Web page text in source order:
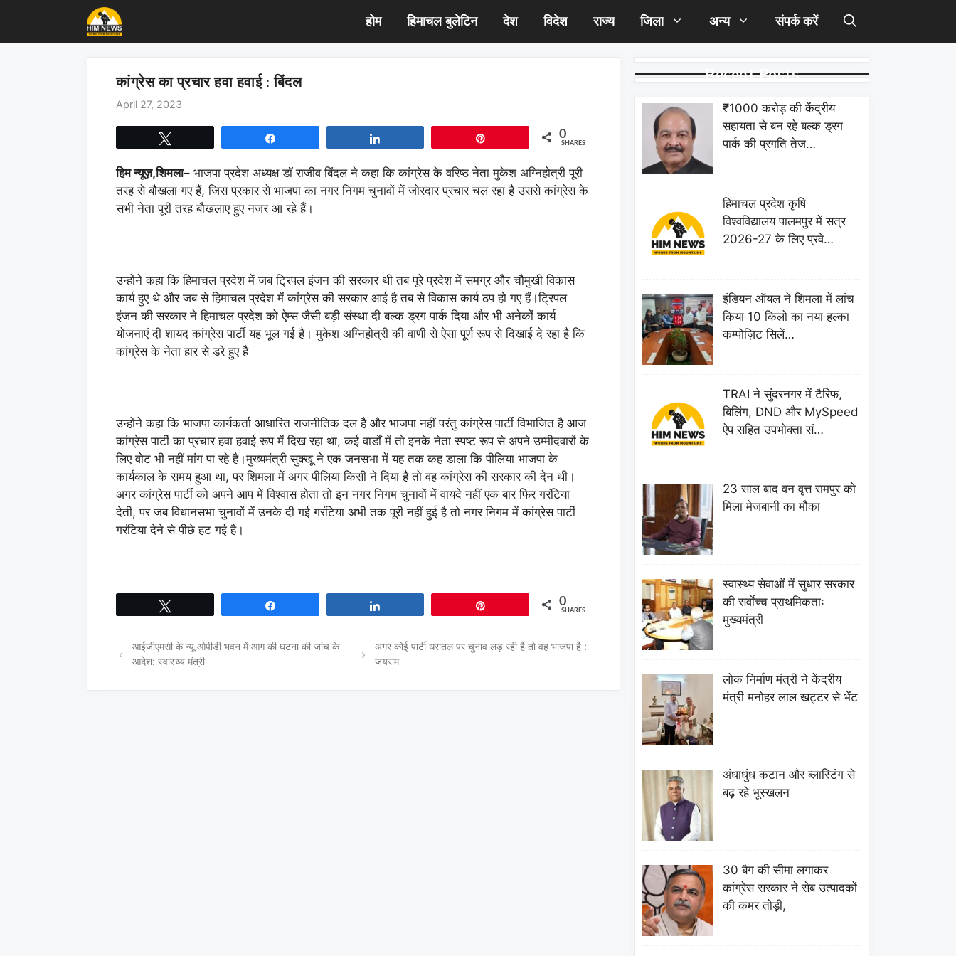
content
होम हिमाचल बुलेटिन देश विदेश राज्य जिला अन्य संपर्क करें
कांग्रेस का प्रचार हवा हवाई : बिंदल
April 27, 2023
0
SHARES
हिम न्यूज़,शिमला– भाजपा प्रदेश अध्यक्ष डॉ राजीव बिंदल ने कहा कि कांग्रेस के वरिष्ठ नेता मुकेश अग्निहोत्री पूरी
तरह से बौखला गए हैं, जिस प्रकार से भाजपा का नगर निगम चुनावों में जोरदार प्रचार चल रहा है उससे कांग्रेस के
सभी नेता पूरी तरह बौखलाए हुए नजर आ रहे हैं।
उन्होंने कहा कि हिमाचल प्रदेश में जब ट्रिपल इंजन की सरकार थी तब पूरे प्रदेश में समग्र और चौमुखी विकास
कार्य हुए थे और जब से हिमाचल प्रदेश में कांग्रेस की सरकार आई है तब से विकास कार्य ठप हो गए हैं।ट्रिपल
इंजन की सरकार ने हिमाचल प्रदेश को ऐम्स जैसी बड़ी संस्था दी बल्क ड्रग पार्क दिया और भी अनेकों कार्य
योजनाएं दी शायद कांग्रेस पार्टी यह भूल गई है। मुकेश अग्निहोत्री की वाणी से ऐसा पूर्ण रूप से दिखाई दे रहा है कि
कांग्रेस के नेता हार से डरे हुए है
उन्होंने कहा कि भाजपा कार्यकर्ता आधारित राजनीतिक दल है और भाजपा नहीं परंतु कांग्रेस पार्टी विभाजित है आज
कांग्रेस पार्टी का प्रचार हवा हवाई रूप में दिख रहा था, कई वार्डों में तो इनके नेता स्पष्ट रूप से अपने उम्मीदवारों के
लिए वोट भी नहीं मांग पा रहे है।मुख्यमंत्री सुक्खू ने एक जनसभा में यह तक कह डाला कि पीलिया भाजपा के
कार्यकाल के समय हुआ था, पर शिमला में अगर पीलिया किसी ने दिया है तो वह कांग्रेस की सरकार की देन थी।
अगर कांग्रेस पार्टी को अपने आप में विश्वास होता तो इन नगर निगम चुनावों में वायदे नहीं एक बार फिर गरंटिया
देती, पर जब विधानसभा चुनावों में उनके दी गई गरंटिया अभी तक पूरी नहीं हुई है तो नगर निगम में कांग्रेस पार्टी
गरंटिया देने से पीछे हट गई है।
0
SHARES
आईजीएमसी के न्यू ओपीडी भवन में आग की घटना की जांच के
आदेश: स्वास्थ्य मंत्री
अगर कोई पार्टी धरातल पर चुनाव लड़ रही है तो वह भाजपा है :
जयराम
Recent Posts
₹1000 करोड़ की केंद्रीय
सहायता से बन रहे बल्क ड्रग
पार्क की प्रगति तेज…
हिमाचल प्रदेश कृषि
विश्वविद्यालय पालमपुर में सत्र
2026-27 के लिए प्रवे…
इंडियन ऑयल ने शिमला में लांच
किया 10 किलो का नया हल्का
कम्पोज़िट सिलें…
TRAI ने सुंदरनगर में टैरिफ,
बिलिंग, DND और MySpeed
ऐप सहित उपभोक्ता सं…
23 साल बाद वन वृत्त रामपुर को
मिला मेजबानी का मौका
स्वास्थ्य सेवाओं में सुधार सरकार
की सर्वाेच्च प्राथमिकताः
मुख्यमंत्री
लोक निर्माण मंत्री ने केंद्रीय
मंत्री मनोहर लाल खट्टर से भेंट
अंधाधुंध कटान और ब्लास्टिंग से
बढ़ रहे भूस्खलन
30 बैग की सीमा लगाकर
कांग्रेस सरकार ने सेब उत्पादकों
की कमर तोड़ी,